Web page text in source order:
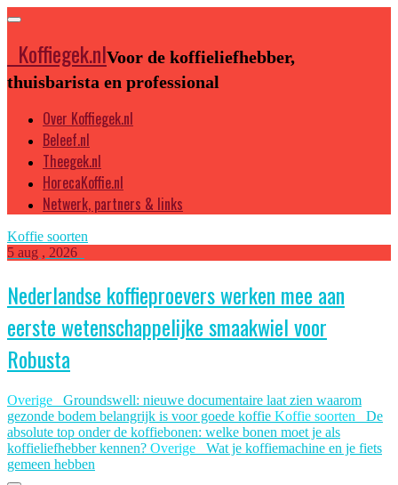
Koffiegek.nlVoor de koffieliefhebber,
thuisbarista en professional
Over Koffiegek.nl
Beleef.nl
Theegek.nl
HorecaKoffie.nl
Netwerk, partners & links
Koffie soorten
5 aug , 2026
Nederlandse koffieproevers werken mee aan
eerste wetenschappelijke smaakwiel voor
Robusta
Overige Groundswell: nieuwe documentaire laat zien waarom
gezonde bodem belangrijk is voor goede koffie Koffie soorten De
absolute top onder de koffiebonen: welke bonen moet je als
koffieliefhebber kennen? Overige Wat je koffiemachine en je fiets
gemeen hebben